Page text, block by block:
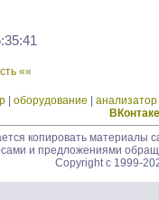
««
оборудование анализатор
ВКонтаке
копировать материалы
и предложениями
Copyright c 1999-